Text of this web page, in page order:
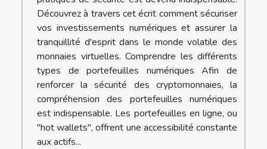
Découvrez à travers cet écrit comment sécuriser
vos investissements numériques et assurer la
tranquillité d'esprit dans le monde volatile des
monnaies virtuelles. Comprendre les différents
types de portefeuilles numériques Afin de
renforcer la sécurité des cryptomonnaies, la
compréhension des portefeuilles numériques
est indispensable. Les portefeuilles en ligne, ou
"hot wallets", offrent une accessibilité constante
aux actifs...